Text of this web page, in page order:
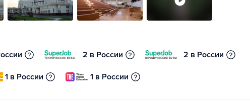
2 в России 2 в России
1 в России 1 в России